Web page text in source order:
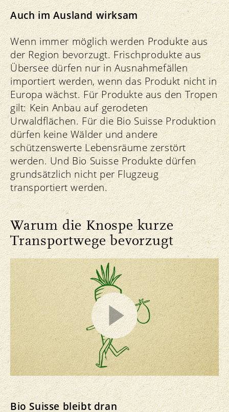
Auch im Ausland wirksam
Wenn immer möglich werden Produkte aus
der Region bevorzugt. Frischprodukte aus
Übersee dürfen nur in Ausnahmefällen
importiert werden, wenn das Produkt nicht in
Europa wächst. Für Produkte aus den Tropen
gilt: Kein Anbau auf gerodeten
Urwaldflächen. Für die Bio Suisse Produktion
dürfen keine Wälder und andere
schützenswerte Lebensräume zerstört
werden. Und Bio Suisse Produkte dürfen
grundsätzlich nicht per Flugzeug
transportiert werden.
Warum die Knospe kurze
Transportwege bevorzugt
Bio Suisse bleibt dran